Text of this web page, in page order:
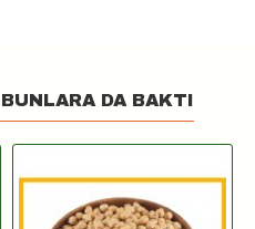
DA BAKTI